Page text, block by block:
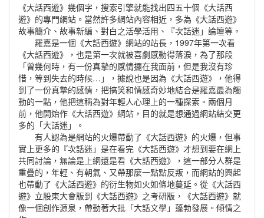
《大話西遊》幾個字，搜索引擎就能找出四五十個《大話西
遊》的專門網站。當然許多網站內容相近，多為《大話西遊》
故事簡介、故事新編、對白之活學活用、『次話迷」論壇等。
羅嘉是一個《大話西遊》網站的站長，1997年第一次看
《大話西遊》，也是第一次就被喜劇感動得落淚，為了那段
「曾幾何時，有一份真摯的感情擺在我面前，但是我沒有珍
惜，等到失去的時候…」，據說也是因為《大話西遊》，他得
到了一份真摯的感情，把搞笑和情感奇妙地結合是羅嘉最為觸
動的一點，他把這稱為對年輕人心理上的一種探索。兩個月
前，他開始作《大話西遊》網站，目的就是想通過網站結交更
多的「大話迷」。
有人認為是網站的火爆帶動了《大話西遊》的火爆，但事
實上更多的『次話迷」是在看完《大話西遊》才想到要在網上
共同討論，無論是上網還是看《大話西遊》，這一部分人群是
重疊的，年輕、有朝氣、又帶那麼一點點反叛，而網站的興起
也帶動了《大話西遊》的衍生物如火如條地蔓延。從《大話西
遊》立股東大會版到《大話西遊》之考研版，《大話西遊》就
像一個創作源泉，帶動著大批「大話文學」蓬勃發展。傾情之